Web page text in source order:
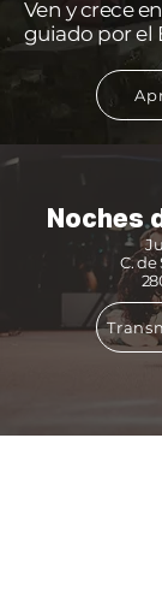
Ven y crece
guiado por el
Noches
C. de